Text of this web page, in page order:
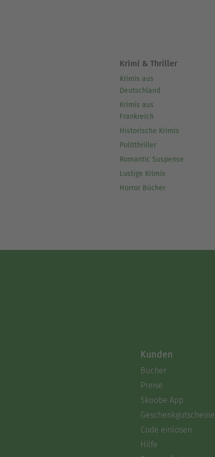
Krimi & Thriller
Krimis aus
Deutschland
Krimis aus
Frankreich
Historische Krimis
Politthriller
Romantic Suspense
Lustige Krimis
Horror Bücher
Kunden
Bücher
Preise
Skoobe App
Geschenkgutscheine
Code einlösen
Hilfe